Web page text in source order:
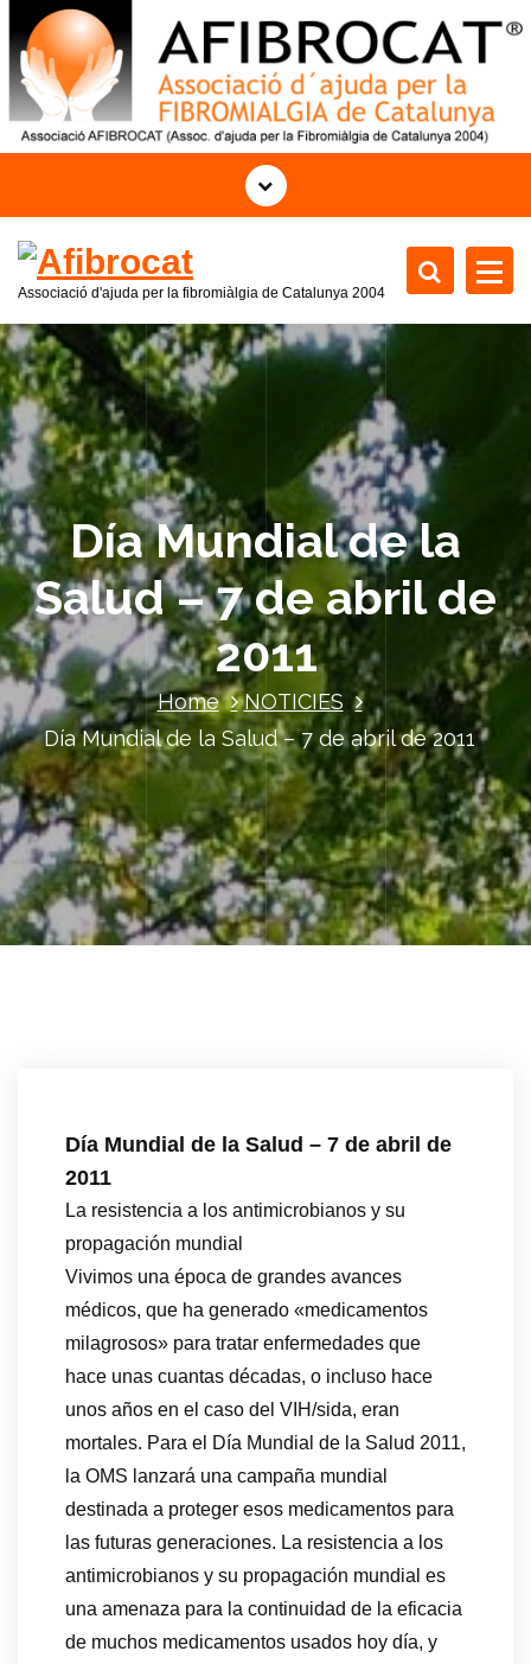
o
n
t
Associació d'ajuda per la fibromiàlgia de Catalunya 2004
Día Mundial de la
Salud – 7 de abril de
2011
Home
NOTICIES
Día Mundial de la Salud – 7 de abril de 2011
Día Mundial de la Salud – 7 de abril de
2011
La resistencia a los antimicrobianos y su
propagación mundial
Vivimos una época de grandes avances
médicos, que ha generado «medicamentos
milagrosos» para tratar enfermedades que
hace unas cuantas décadas, o incluso hace
unos años en el caso del VIH/sida, eran
mortales. Para el Día Mundial de la Salud 2011,
la OMS lanzará una campaña mundial
destinada a proteger esos medicamentos para
las futuras generaciones. La resistencia a los
antimicrobianos y su propagación mundial es
una amenaza para la continuidad de la eficacia
de muchos medicamentos usados hoy día, y